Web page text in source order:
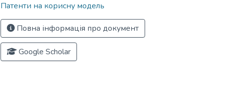
Патенти на корисну модель
Повна інформація про документ
Google Scholar